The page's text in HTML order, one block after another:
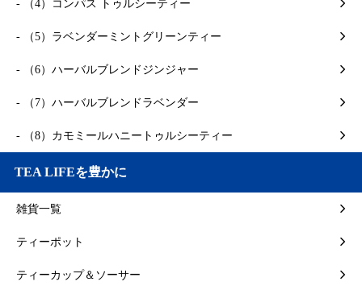
- （4）コンパス トゥルシーティー
- （5）ラベンダーミントグリーンティー
- （6）ハーバルブレンドジンジャー
- （7）ハーバルブレンドラベンダー
- （8）カモミールハニートゥルシーティー
TEA LIFEを豊かに
雑貨一覧
ティーポット
ティーカップ＆ソーサー